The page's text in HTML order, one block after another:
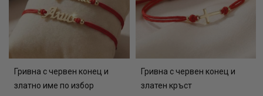
Гривна с червен конец и
златно име по избор
Гривна с червен конец и
златен кръст